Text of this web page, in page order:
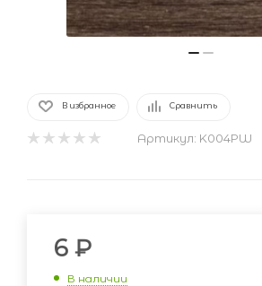
В избранное Сравнить
Артикул: K004PW
6 ₽
В наличии